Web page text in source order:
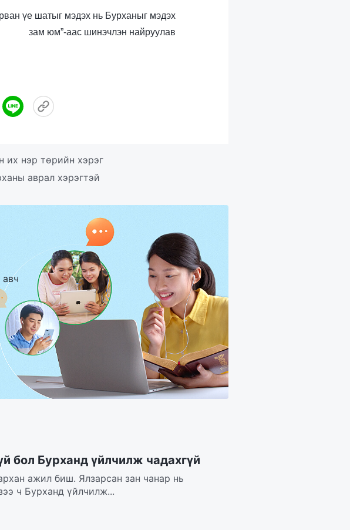
үе шатыг мэдэх нь Бурханыг мэдэх
зам юм”-аас шинэчлэн найруулав
их нэр төрийн хэрэг
аврал хэрэгтэй
бол Бурханд үйлчилж чадахгүй
ажил биш. Ялзарсан зан чанар нь
ч Бурханд үйлчилж...